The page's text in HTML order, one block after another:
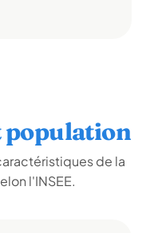
population
de la
l'INSEE.